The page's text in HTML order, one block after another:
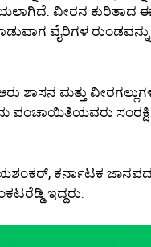
ವೀರನ ಕುರಿತಾದ ಈ
ವೈರಿಗಳ ರುಂಡವನ್ನು
ಶಾಸನ ಮತ್ತು
ಪಂಚಾಯಿತಿಯವರು
ಕರ್ನಾಟಕ ಜಾನಪದ
ಇದ್ದರು.